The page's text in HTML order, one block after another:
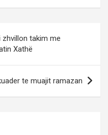
zhvillon takim me
Xathë
te muajit ramazan